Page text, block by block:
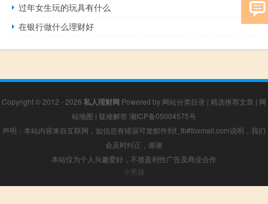
过年女生玩的玩具有什么
在银行做什么理财好
Copyright © 2012 - 2026 私人理财网 Powered by 网站分类目录 | 精选推荐文章 | 网
站地图 | 疑难解答 湘ICP备05004575号
声明：本站内容来自互联网，如信息有错误可发邮件到f_fb#foxmail.com说明，我们
会及时纠正，谢谢
本站仅为个人兴趣爱好，不接盈利性广告及商业合作
小男孩